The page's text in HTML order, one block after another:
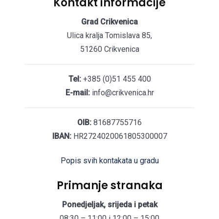
Grad Crikvenica
Ulica kralja Tomislava 85,
51260 Crikvenica
Tel:+385 (0)51 455 400
E-mail:info@crikvenica.hr
OIB: 81687755716
IBAN:HR2724020061805300007
Popis svih kontakata u gradu
Primanje stranaka
Ponedjeljak, srijeda i petak